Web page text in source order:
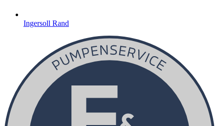
Ingersoll Rand